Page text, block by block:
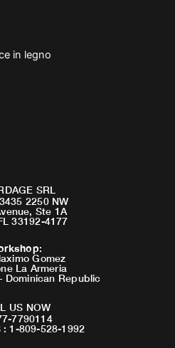
in legno
SRL
2250 NW
Ste 1A
33192-4177
:
Gomez
La Armeria
Dominican Republic
US NOW
7790114
: 1-809-528-1992